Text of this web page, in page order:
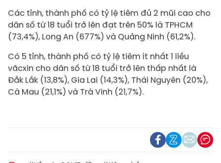
Các tỉnh, thành phố có tỷ lệ tiêm đủ 2 mũi cao cho
dân số từ 18 tuổi trở lên đạt trên 50% là TPHCM
(73,4%), Long An (677%) và Quảng Ninh (61,2%).
Có 5 tỉnh, thành phố có tỷ lệ tiêm ít nhất 1 liều
văcxin cho dân số từ 18 tuổi trở lên thấp nhất là
Đắk Lắk (13,8%), Gia Lai (14,3%), Thái Nguyên (20%),
Cà Mau (21,1%) và Trà Vinh (21,7%).